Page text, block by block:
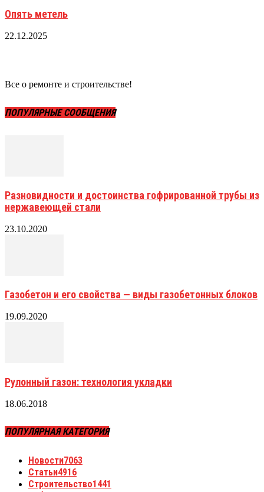
Опять метель
22.12.2025
Все о ремонте и строительстве!
ПОПУЛЯРНЫЕ СООБЩЕНИЯ
Разновидности и достоинства гофрированной трубы из
нержавеющей стали
23.10.2020
Газобетон и его свойства — виды газобетонных блоков
19.09.2020
Рулонный газон: технология укладки
18.06.2018
ПОПУЛЯРНАЯ КАТЕГОРИЯ
Новости7063
Статьи4916
Строительство1441